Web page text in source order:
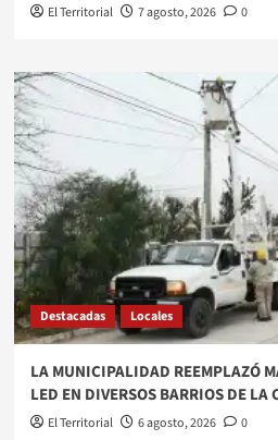
El Territorial 7 agosto, 2026 0
Destacadas Locales
LA MUNICIPALIDAD REEMPLAZÓ
LED EN DIVERSOS BARRIOS DE LA
El Territorial 6 agosto, 2026 0